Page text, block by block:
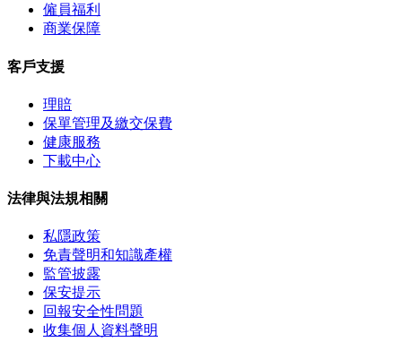
僱員福利
商業保障
客戶支援
理賠
保單管理及繳交保費
健康服務
下載中心
法律與法規相關
私隱政策
免責聲明和知識產權
監管披露
保安提示
回報安全性問題
收集個人資料聲明